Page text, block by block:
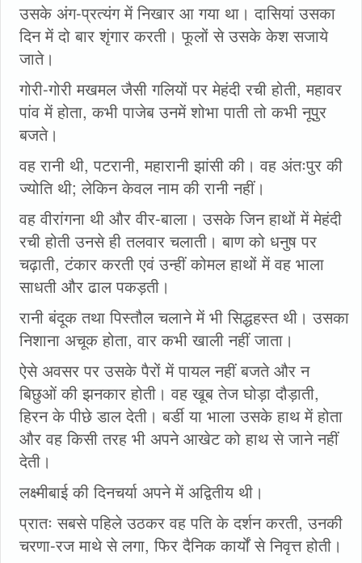
उसके अंग-प्रत्यंग में निखार आ गया था। दासियां उसका
दिन में दो बार शृंगार करती। फूलों से उसके केश सजाये
जाते।
गोरी-गोरी मखमल जैसी गलियों पर मेहंदी रची होती, महावर
पांव में होता, कभी पाजेब उनमें शोभा पाती तो कभी नूपुर
बजते।
वह रानी थी, पटरानी, महारानी झांसी की। वह अंतःपुर की
ज्योति थी; लेकिन केवल नाम की रानी नहीं।
वह वीरांगना थी और वीर-बाला। उसके जिन हाथों में मेहंदी
रची होती उनसे ही तलवार चलाती। बाण को धनुष पर
चढ़ाती, टंकार करती एवं उन्हीं कोमल हाथों में वह भाला
साधती और ढाल पकड़ती।
रानी बंदूक तथा पिस्तौल चलाने में भी सिद्धहस्त थी। उसका
निशाना अचूक होता, वार कभी खाली नहीं जाता।
ऐसे अवसर पर उसके पैरों में पायल नहीं बजते और न
बिछुओं की झनकार होती। वह खूब तेज घोड़ा दौड़ाती,
हिरन के पीछे डाल देती। बर्डी या भाला उसके हाथ में होता
और वह किसी तरह भी अपने आखेट को हाथ से जाने नहीं
देती।
लक्ष्मीबाई की दिनचर्या अपने में अद्वितीय थी।
प्रातः सबसे पहिले उठकर वह पति के दर्शन करती, उनकी
चरणा-रज माथे से लगा, फिर दैनिक कार्यों से निवृत्त होती।